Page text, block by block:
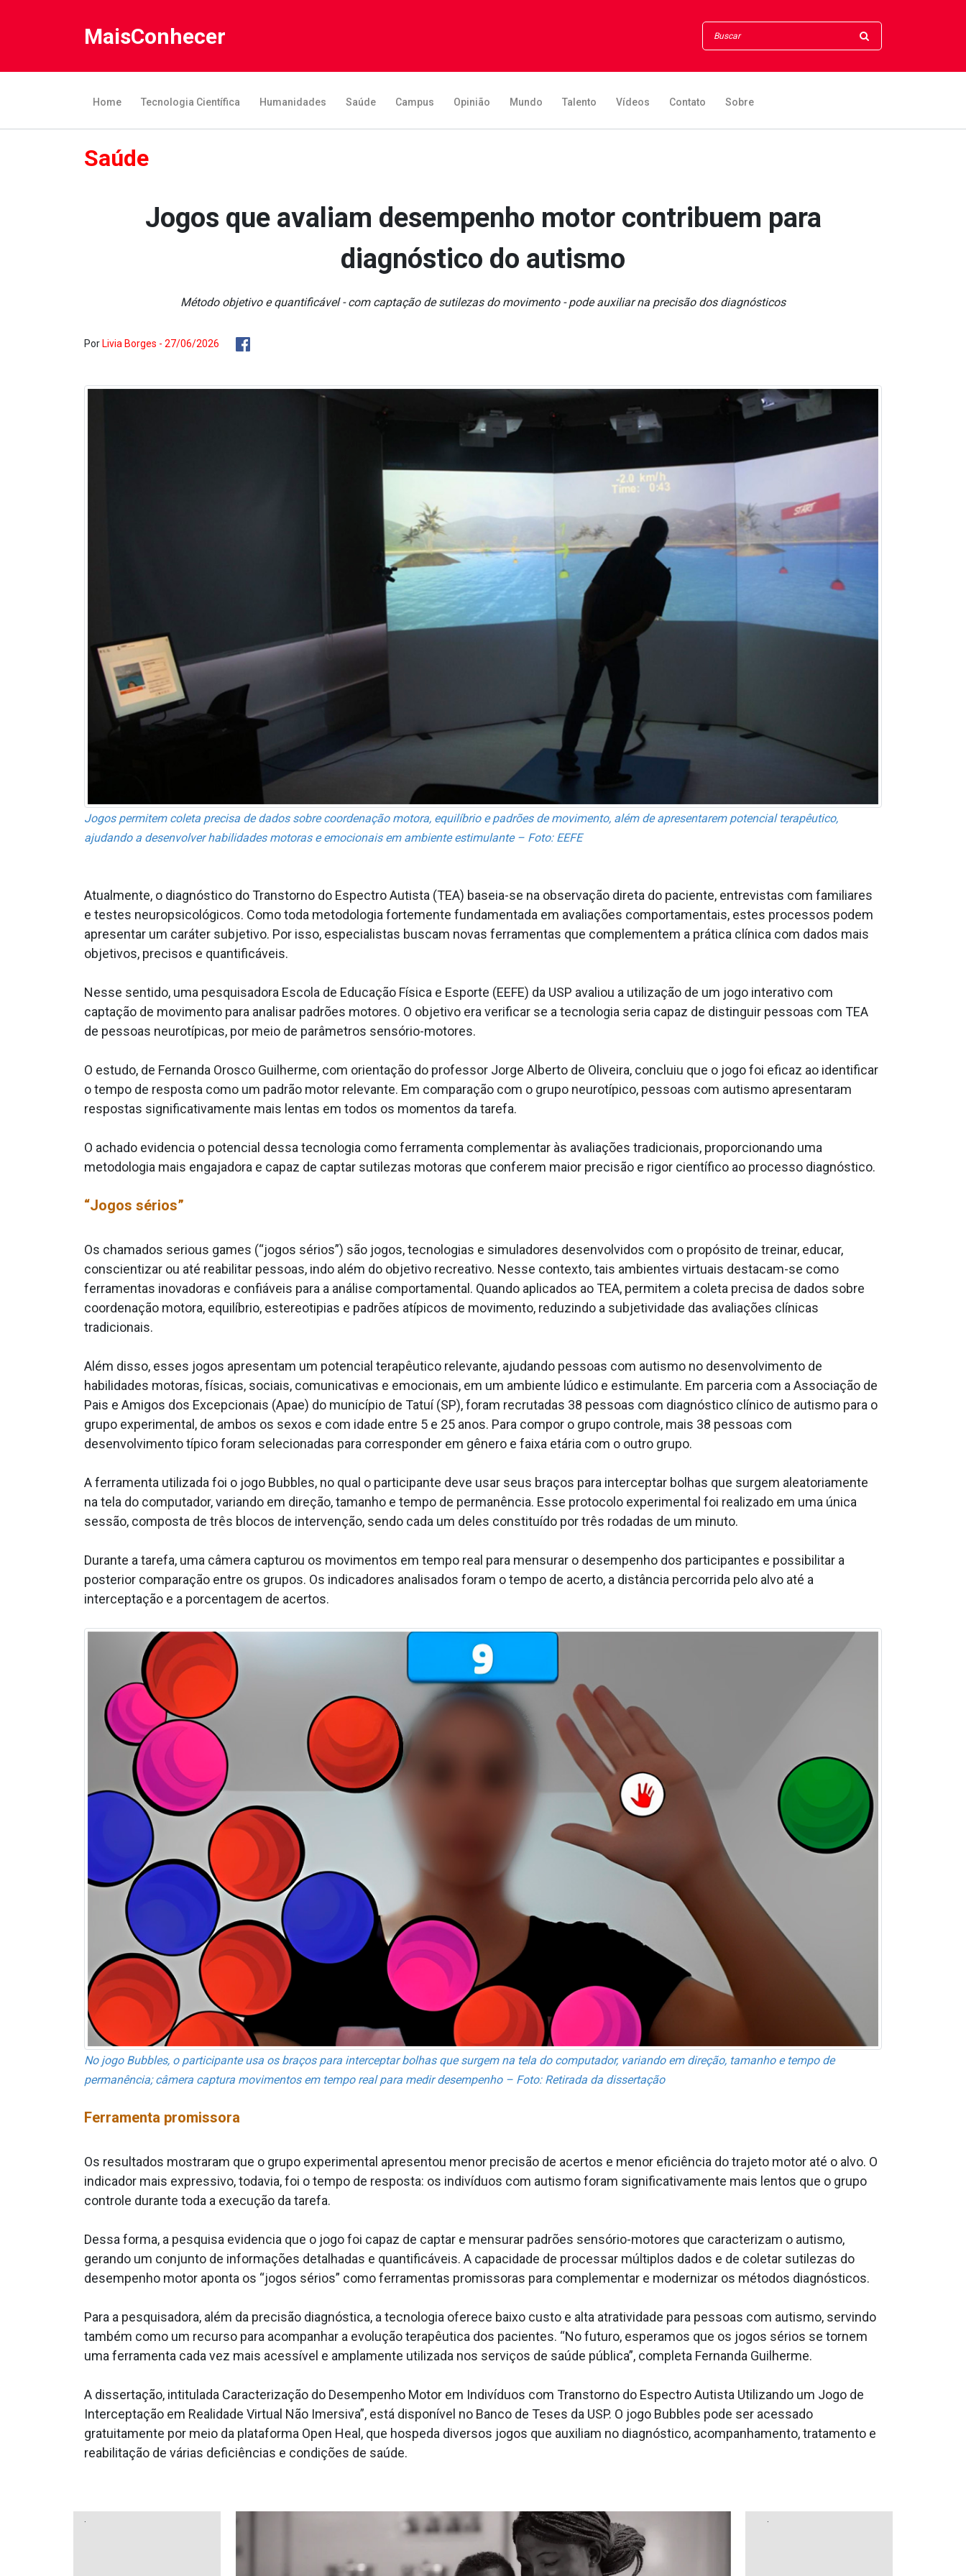
MaisConhecer
Home Tecnologia Científica Humanidades Saúde Campus Opinião Mundo Talento Vídeos Contato Sobre
Saúde
Jogos que avaliam desempenho motor contribuem para
diagnóstico do autismo
Método objetivo e quantificável - com captação de sutilezas do movimento - pode auxiliar na precisão dos diagnósticos
Por Livia Borges - 27/06/2026
Jogos permitem coleta precisa de dados sobre coordenação motora, equilíbrio e padrões de movimento, além de apresentarem potencial terapêutico,
ajudando a desenvolver habilidades motoras e emocionais em ambiente estimulante – Foto: EEFE
Atualmente, o diagnóstico do Transtorno do Espectro Autista (TEA) baseia-se na observação direta do paciente, entrevistas com familiares
e testes neuropsicológicos. Como toda metodologia fortemente fundamentada em avaliações comportamentais, estes processos podem
apresentar um caráter subjetivo. Por isso, especialistas buscam novas ferramentas que complementem a prática clínica com dados mais
objetivos, precisos e quantificáveis.
Nesse sentido, uma pesquisadora Escola de Educação Física e Esporte (EEFE) da USP avaliou a utilização de um jogo interativo com
captação de movimento para analisar padrões motores. O objetivo era verificar se a tecnologia seria capaz de distinguir pessoas com TEA
de pessoas neurotípicas, por meio de parâmetros sensório-motores.
O estudo, de Fernanda Orosco Guilherme, com orientação do professor Jorge Alberto de Oliveira, concluiu que o jogo foi eficaz ao identificar
o tempo de resposta como um padrão motor relevante. Em comparação com o grupo neurotípico, pessoas com autismo apresentaram
respostas significativamente mais lentas em todos os momentos da tarefa.
O achado evidencia o potencial dessa tecnologia como ferramenta complementar às avaliações tradicionais, proporcionando uma
metodologia mais engajadora e capaz de captar sutilezas motoras que conferem maior precisão e rigor científico ao processo diagnóstico.
“Jogos sérios”
Os chamados serious games (“jogos sérios”) são jogos, tecnologias e simuladores desenvolvidos com o propósito de treinar, educar,
conscientizar ou até reabilitar pessoas, indo além do objetivo recreativo. Nesse contexto, tais ambientes virtuais destacam-se como
ferramentas inovadoras e confiáveis para a análise comportamental. Quando aplicados ao TEA, permitem a coleta precisa de dados sobre
coordenação motora, equilíbrio, estereotipias e padrões atípicos de movimento, reduzindo a subjetividade das avaliações clínicas
tradicionais.
Além disso, esses jogos apresentam um potencial terapêutico relevante, ajudando pessoas com autismo no desenvolvimento de
habilidades motoras, físicas, sociais, comunicativas e emocionais, em um ambiente lúdico e estimulante. Em parceria com a Associação de
Pais e Amigos dos Excepcionais (Apae) do município de Tatuí (SP), foram recrutadas 38 pessoas com diagnóstico clínico de autismo para o
grupo experimental, de ambos os sexos e com idade entre 5 e 25 anos. Para compor o grupo controle, mais 38 pessoas com
desenvolvimento típico foram selecionadas para corresponder em gênero e faixa etária com o outro grupo.
A ferramenta utilizada foi o jogo Bubbles, no qual o participante deve usar seus braços para interceptar bolhas que surgem aleatoriamente
na tela do computador, variando em direção, tamanho e tempo de permanência. Esse protocolo experimental foi realizado em uma única
sessão, composta de três blocos de intervenção, sendo cada um deles constituído por três rodadas de um minuto.
Durante a tarefa, uma câmera capturou os movimentos em tempo real para mensurar o desempenho dos participantes e possibilitar a
posterior comparação entre os grupos. Os indicadores analisados foram o tempo de acerto, a distância percorrida pelo alvo até a
interceptação e a porcentagem de acertos.
No jogo Bubbles, o participante usa os braços para interceptar bolhas que surgem na tela do computador, variando em direção, tamanho e tempo de
permanência; câmera captura movimentos em tempo real para medir desempenho – Foto: Retirada da dissertação
Ferramenta promissora
Os resultados mostraram que o grupo experimental apresentou menor precisão de acertos e menor eficiência do trajeto motor até o alvo. O
indicador mais expressivo, todavia, foi o tempo de resposta: os indivíduos com autismo foram significativamente mais lentos que o grupo
controle durante toda a execução da tarefa.
Dessa forma, a pesquisa evidencia que o jogo foi capaz de captar e mensurar padrões sensório-motores que caracterizam o autismo,
gerando um conjunto de informações detalhadas e quantificáveis. A capacidade de processar múltiplos dados e de coletar sutilezas do
desempenho motor aponta os “jogos sérios” como ferramentas promissoras para complementar e modernizar os métodos diagnósticos.
Para a pesquisadora, além da precisão diagnóstica, a tecnologia oferece baixo custo e alta atratividade para pessoas com autismo, servindo
também como um recurso para acompanhar a evolução terapêutica dos pacientes. “No futuro, esperamos que os jogos sérios se tornem
uma ferramenta cada vez mais acessível e amplamente utilizada nos serviços de saúde pública”, completa Fernanda Guilherme.
A dissertação, intitulada Caracterização do Desempenho Motor em Indivíduos com Transtorno do Espectro Autista Utilizando um Jogo de
Interceptação em Realidade Virtual Não Imersiva”, está disponível no Banco de Teses da USP. O jogo Bubbles pode ser acessado
gratuitamente por meio da plataforma Open Heal, que hospeda diversos jogos que auxiliam no diagnóstico, acompanhamento, tratamento e
reabilitação de várias deficiências e condições de saúde.
. .